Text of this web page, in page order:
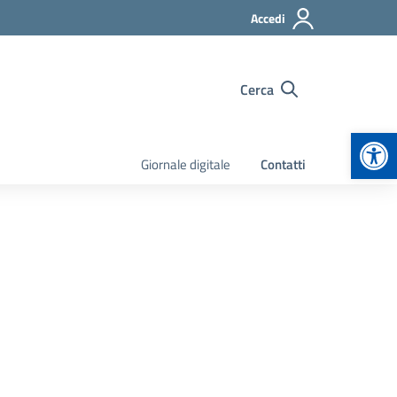
Accedi
Cerca
Giornale digitale Contatti